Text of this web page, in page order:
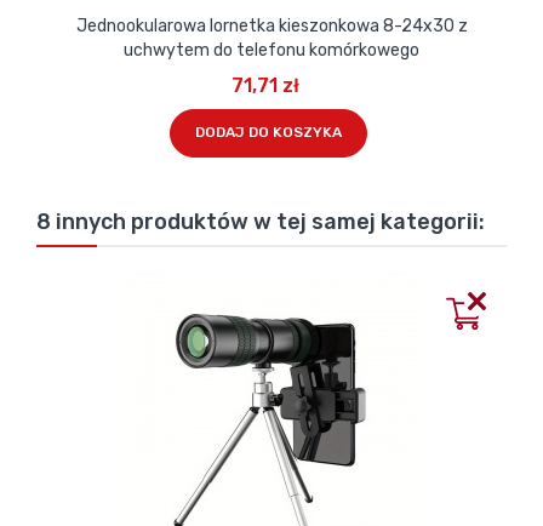
Jednookularowa lornetka kieszonkowa 8-24x30 z
uchwytem do telefonu komórkowego
71,71 zł
DODAJ DO KOSZYKA
8 innych produktów w tej samej kategorii: